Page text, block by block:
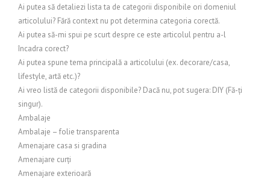
Ai putea să detaliezi lista ta de categorii disponibile ori domeniul
articolului? Fără context nu pot determina categoria corectă.
Ai putea să-mi spui pe scurt despre ce este articolul pentru a-l
încadra corect?
Ai putea spune tema principală a articolului (ex. decorare/casa,
lifestyle, artă etc.)?
Ai vreo listă de categorii disponibile? Dacă nu, pot sugera: DIY (Fă-ți
singur).
Ambalaje
Ambalaje – folie transparenta
Amenajare casa si gradina
Amenajare curți
Amenajare exterioară